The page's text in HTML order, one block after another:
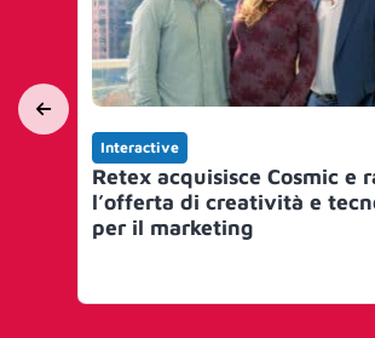
Interactive
Retex acquisisce Cosmic e
l’offerta di creatività e
per il marketing